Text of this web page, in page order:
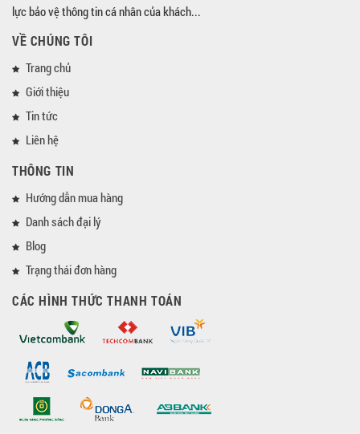
lực bảo vệ thông tin cá nhân của khách...
VỀ CHÚNG TÔI
Trang chủ
Giới thiệu
Tin tức
Liên hệ
THÔNG TIN
Hướng dẫn mua hàng
Danh sách đại lý
Blog
Trạng thái đơn hàng
CÁC HÌNH THỨC THANH TOÁN